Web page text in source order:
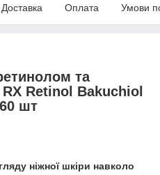
Доставка Оплата Умови
та
Retinol Bakuchiol
шт
ніжної шкіри навколо